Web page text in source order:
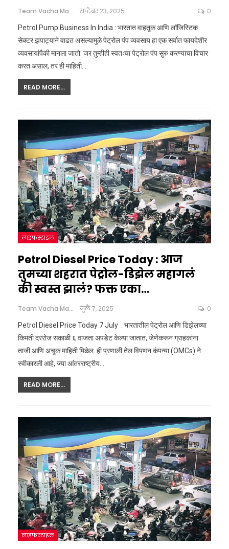
Team Vacha Marathi सप्टेंबर 23, 2025 0
Petrol Pump Business In India : भारतात वाहतूक आणि लॉजिस्टिक
सेक्टर झपाट्याने वाढत असल्यामुळे पेट्रोल पंप व्यवसाय हा एक सर्वात फायदेशीर
व्यवसायांपैकी मानला जातो. जर तुम्हीही स्वतःचा पेट्रोल पंप सुरु करण्याचा विचार
करत असाल, तर ही माहिती…
READ MORE...
लाइफस्टाइल
Petrol Diesel Price Today : आज
तुमच्या शहरात पेट्रोल-डिझेल महागलं
की स्वस्त झालं? फक्त एका…
Team Vacha Marathi जुलै 7, 2025 0
Petrol Diesel Price Today 7 July : भारतातील पेट्रोल आणि डिझेलच्या
किमती दररोज सकाळी ६ वाजता अपडेट केल्या जातात, जेणेकरून ग्राहकांना
ताजी आणि अचूक माहिती मिळेल. ही प्रणाली तेल विपणन कंपन्या (OMCs) ने
स्वीकारली आहे, ज्या आंतरराष्ट्रीय
READ MORE...
लाइफस्टाइल